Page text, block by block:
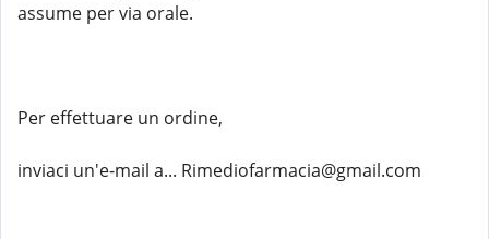
assume per via orale.
Per effettuare un ordine,
inviaci un'e-mail a... Rimediofarmacia@gmail.com